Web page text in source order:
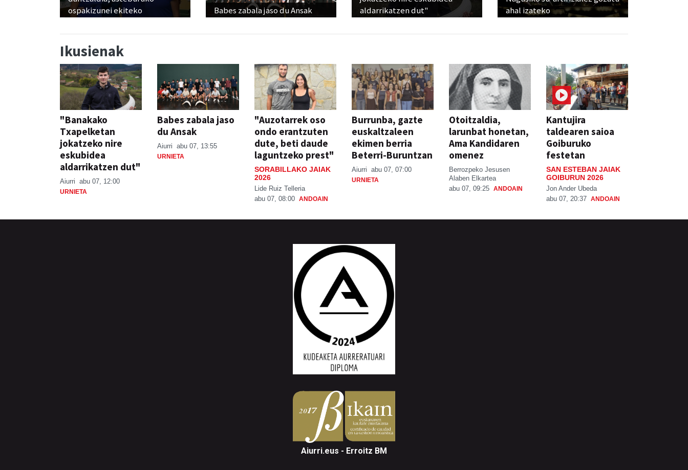
ospakizunei ekiteko
Babes zabala jaso du Ansak
aldarrikatzen dut"
ahal izateko
Ikusienak
"Banakako
Txapelketan
jokatzeko nire
eskubidea
aldarrikatzen dut"
Aiurri abu 07, 12:00
URNIETA
Babes zabala jaso
du Ansak
Aiurri abu 07, 13:55
URNIETA
"Auzotarrek oso
ondo erantzuten
dute, beti daude
laguntzeko prest"
SORABILLAKO JAIAK
2026
Lide Ruiz Telleria
abu 07, 08:00 ANDOAIN
Burrunba, gazte
euskaltzaleen
ekimen berria
Beterri-Buruntzan
Aiurri abu 07, 07:00
URNIETA
Otoitzaldia,
larunbat honetan,
Ama Kandidaren
omenez
Berrozpeko Jesusen
Alaben Elkartea
abu 07, 09:25 ANDOAIN
Kantujira
taldearen saioa
Goiburuko
festetan
SAN ESTEBAN JAIAK
GOIBURUN 2026
Jon Ander Ubeda
abu 07, 20:37 ANDOAIN
Aiurri.eus - Erroitz BM